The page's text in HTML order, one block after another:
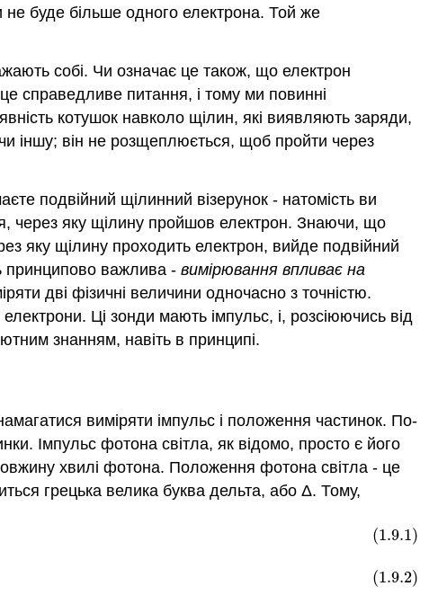
не буде більше одного електрона. Той же
собі. Чи означає це також, що електрон
справедливе питання, і тому ми повинні
котушок навколо щілин, які виявляють заряди,
іншу; він не розщеплюється, щоб пройти через
подвійний щілинний візерунок - натомість ви
через яку щілину пройшов електрон. Знаючи, що
яку щілину проходить електрон, вийде подвійний
принципово важлива - вимірювання впливає на
дві фізичні величини одночасно з точністю.
Ці зонди мають імпульс, і, розсіюючись від
знанням, навіть в принципі.
виміряти імпульс і положення частинок. По-
Імпульс фотона світла, як відомо, просто є його
хвилі фотона. Положення фотона світла - це
грецька велика буква дельта, або Δ. Тому,
(1.9.1)
(1.9.2)